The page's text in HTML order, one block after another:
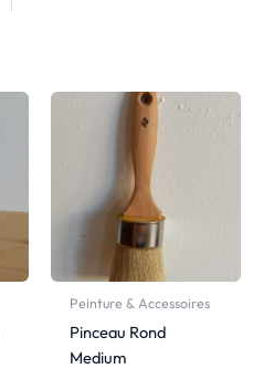
Peinture & Accessoires
Pinceau Rond
Medium